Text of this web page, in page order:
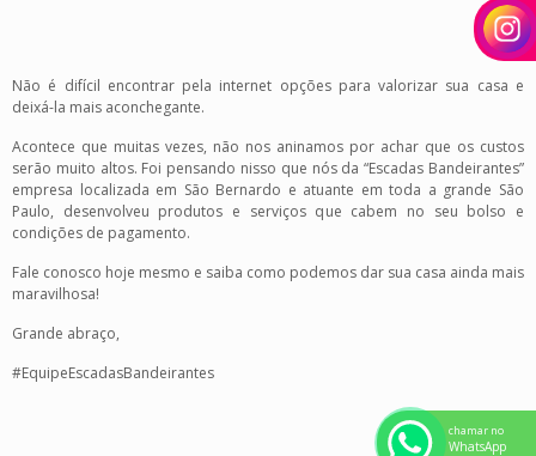
Não é difícil encontrar pela internet opções para valorizar sua casa e
deixá-la mais aconchegante.
Acontece que muitas vezes, não nos aninamos por achar que os custos
serão muito altos. Foi pensando nisso que nós da “Escadas Bandeirantes”
empresa localizada em São Bernardo e atuante em toda a grande São
Paulo, desenvolveu produtos e serviços que cabem no seu bolso e
condições de pagamento.
Fale conosco hoje mesmo e saiba como podemos dar sua casa ainda mais
maravilhosa!
Grande abraço,
#EquipeEscadasBandeirantes
chamar no
WhatsApp